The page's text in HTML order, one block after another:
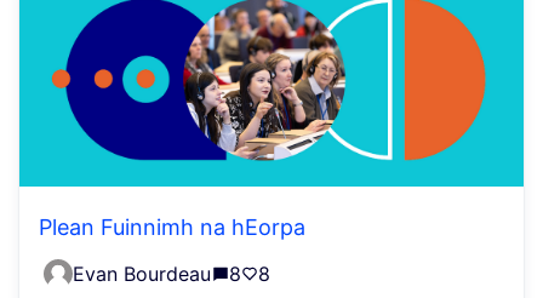
Plean Fuinnimh na hEorpa
Evan Bourdeau 8 8